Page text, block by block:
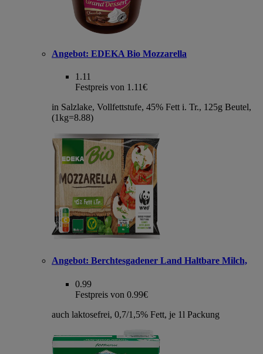
Angebot: EDEKA Bio Mozzarella
1.11
Festpreis von 1.11€
in Salzlake, Vollfettstufe, 45% Fett i. Tr., 125g Beutel,
(1kg=8.88)
Angebot: Berchtesgadener Land Haltbare Milch,
0.99
Festpreis von 0.99€
auch laktosefrei, 0,7/1,5% Fett, je 1l Packung